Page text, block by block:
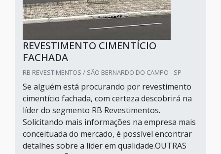
REVESTIMENTO CIMENTÍCIO
FACHADA
RB REVESTIMENTOS / SÃO BERNARDO DO CAMPO - SP
Se alguém está procurando por revestimento
cimentício fachada, com certeza descobrirá na
líder do segmento RB Revestimentos.
Solicitando mais informações na empresa mais
conceituada do mercado, é possível encontrar
detalhes sobre a líder em qualidade.OUTRAS